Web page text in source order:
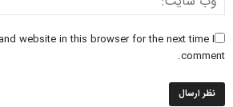
website in this browser for the next time I
comment.